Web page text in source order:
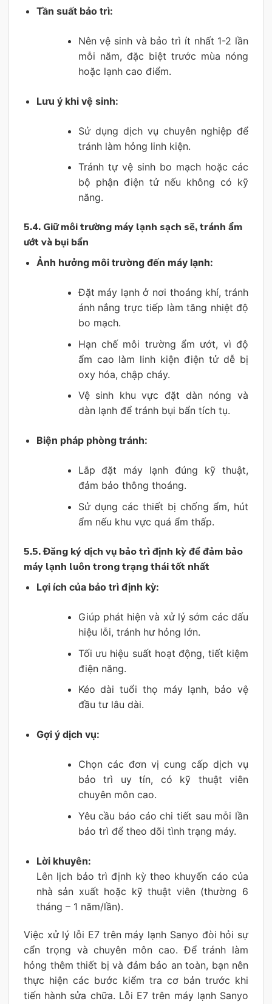
Tần suất bảo trì:
Nên vệ sinh và bảo trì ít nhất 1-2 lần
mỗi năm, đặc biệt trước mùa nóng
hoặc lạnh cao điểm.
Lưu ý khi vệ sinh:
Sử dụng dịch vụ chuyên nghiệp để
tránh làm hỏng linh kiện.
Tránh tự vệ sinh bo mạch hoặc các
bộ phận điện tử nếu không có kỹ
năng.
5.4. Giữ môi trường máy lạnh sạch sẽ, tránh ẩm
ướt và bụi bẩn
Ảnh hưởng môi trường đến máy lạnh:
Đặt máy lạnh ở nơi thoáng khí, tránh
ánh nắng trực tiếp làm tăng nhiệt độ
bo mạch.
Hạn chế môi trường ẩm ướt, vì độ
ẩm cao làm linh kiện điện tử dễ bị
oxy hóa, chập cháy.
Vệ sinh khu vực đặt dàn nóng và
dàn lạnh để tránh bụi bẩn tích tụ.
Biện pháp phòng tránh:
Lắp đặt máy lạnh đúng kỹ thuật,
đảm bảo thông thoáng.
Sử dụng các thiết bị chống ẩm, hút
ẩm nếu khu vực quá ẩm thấp.
5.5. Đăng ký dịch vụ bảo trì định kỳ để đảm bảo
máy lạnh luôn trong trạng thái tốt nhất
Lợi ích của bảo trì định kỳ:
Giúp phát hiện và xử lý sớm các dấu
hiệu lỗi, tránh hư hỏng lớn.
Tối ưu hiệu suất hoạt động, tiết kiệm
điện năng.
Kéo dài tuổi thọ máy lạnh, bảo vệ
đầu tư lâu dài.
Gợi ý dịch vụ:
Chọn các đơn vị cung cấp dịch vụ
bảo trì uy tín, có kỹ thuật viên
chuyên môn cao.
Yêu cầu báo cáo chi tiết sau mỗi lần
bảo trì để theo dõi tình trạng máy.
Lời khuyên:
Lên lịch bảo trì định kỳ theo khuyến cáo của
nhà sản xuất hoặc kỹ thuật viên (thường 6
tháng – 1 năm/lần).
Việc xử lý lỗi E7 trên máy lạnh Sanyo đòi hỏi sự
cẩn trọng và chuyên môn cao. Để tránh làm
hỏng thêm thiết bị và đảm bảo an toàn, bạn nên
thực hiện các bước kiểm tra cơ bản trước khi
tiến hành sửa chữa. Lỗi E7 trên máy lạnh Sanyo